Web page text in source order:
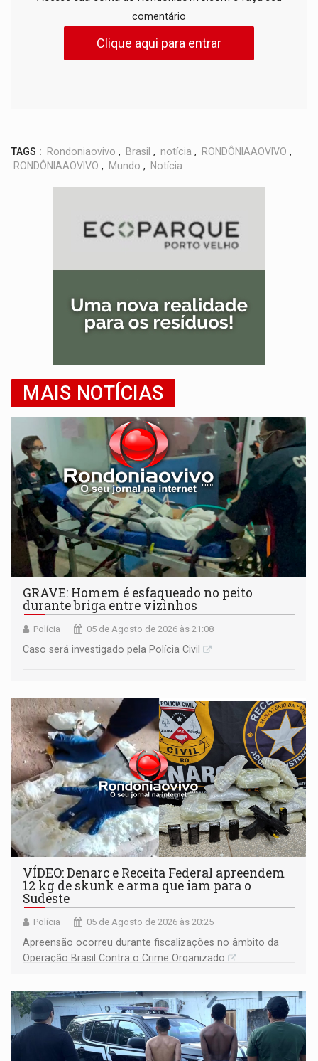
comentário
Clique aqui para entrar
TAGS : Rondoniaovivo , Brasil , notícia , RONDÔNIAAOVIVO ,
RONDÔNIAAOVIVO , Mundo , Notícia
MAIS NOTÍCIAS
GRAVE: Homem é esfaqueado no peito
durante briga entre vizinhos
Polícia 05 de Agosto de 2026 às 21:08
Caso será investigado pela Polícia Civil
VÍDEO: Denarc e Receita Federal apreendem
12 kg de skunk e arma que iam para o
Sudeste
Polícia 05 de Agosto de 2026 às 20:25
Apreensão ocorreu durante fiscalizações no âmbito da
Operação Brasil Contra o Crime Organizado